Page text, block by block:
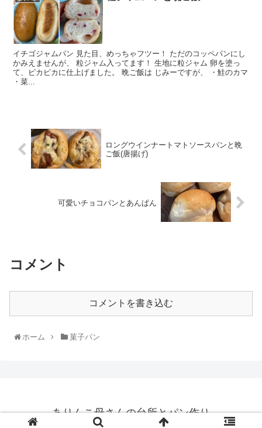
イチゴジャムパン 見た目、めっちゃフツー！ ただのコッペパンにし
かみえませんが、 粒ジャム入ってます！ 生地に粒ジャム 卵を塗っ
て、ピカピカに仕上げました。 晩ご飯は じみーですが、 ・鮭のカマ
・菜...
ロングウインナートマトソースパンと晩
ご飯(唐揚げ)
可愛いチョコパンとあんぱん
コメント
コメントを書き込む
ホーム 菓子パン
ありんこ母さんの台所とパン作り